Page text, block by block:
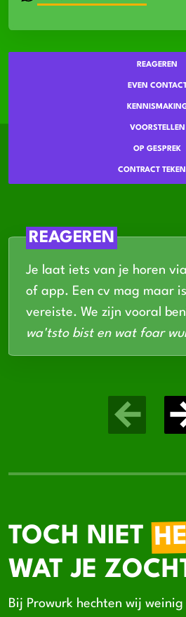
REAGEREN
EVEN
VOORSTELLEN
OP GESPREK
CONTRACT
REAGEREN
Je laat iets van je horen
of app. Een cv mag maar
vereiste. We zijn vooral
wa'tsto bist en wat foar
TOCH NIET
WAT JE
Bij Prowurk hechten wij